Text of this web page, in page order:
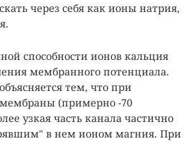
через себя как ионы натрия,
способности ионов кальция
мембранного потенциала.
тем, что при
(примерно -70
узкая часть канала частично
в нем ионом магния. При